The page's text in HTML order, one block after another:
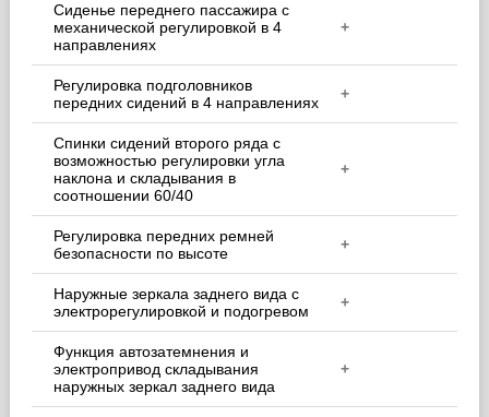
Сиденье переднего пассажира с
механической регулировкой в 4
направлениях
+
Регулировка подголовников
передних сидений в 4 направлениях
+
Спинки сидений второго ряда с
возможностью регулировки угла
наклона и складывания в
соотношении 60/40
+
Регулировка передних ремней
безопасности по высоте
+
Наружные зеркала заднего вида с
электрорегулировкой и подогревом
+
Функция автозатемнения и
электропривод складывания
наружных зеркал заднего вида
+